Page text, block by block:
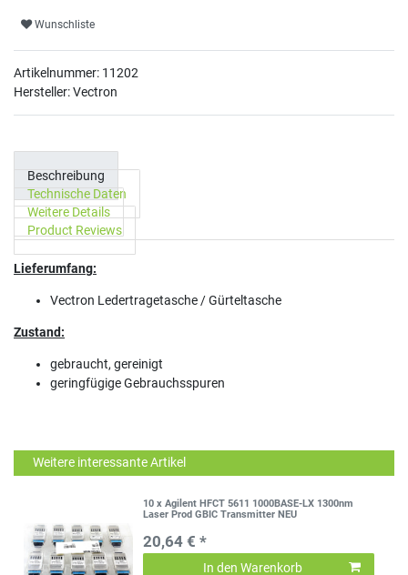
Wunschliste
Artikelnummer: 11202
Hersteller: Vectron
Beschreibung
Technische Daten
Weitere Details
Product Reviews
Lieferumfang:
Vectron Ledertragetasche / Gürteltasche
Zustand:
gebraucht, gereinigt
geringfügige Gebrauchsspuren
Weitere interessante Artikel
10 x Agilent HFCT 5611 1000BASE-LX 1300nm
Laser Prod GBIC Transmitter NEU
20,64 € *
In den Warenkorb